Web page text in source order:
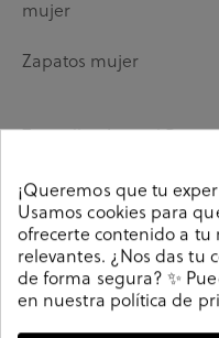
mujer
Zapatos mujer
Zapatillas Animal Print
Botas de estilo
¡Queremos que tu
Usamos cookies para
ofrecerte contenido a
relevantes. ¿Nos das tu
de forma segura? ✨
en nuestra política de